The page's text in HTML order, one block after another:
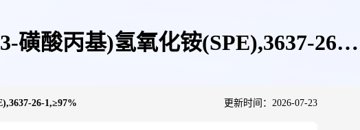
酸丙基)氢氧化铵(SPE),3637-26-
26-1,≥97% 更新时间：2026-07-23